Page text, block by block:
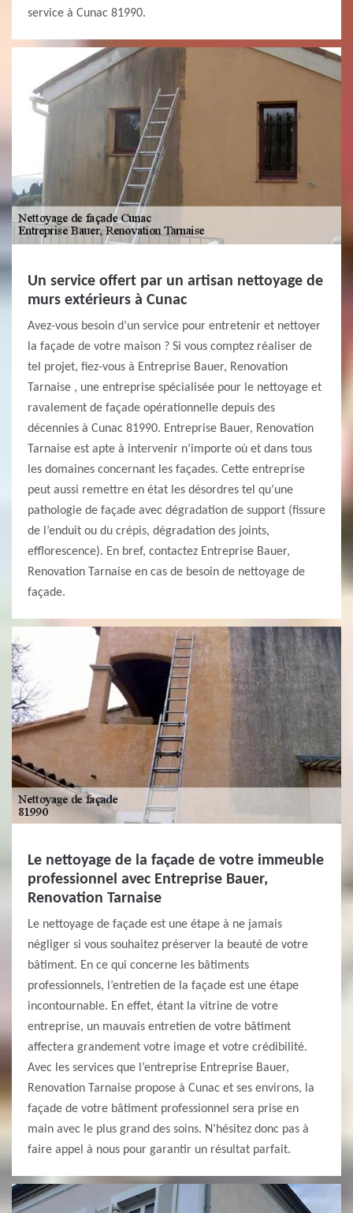
service à Cunac 81990.
Un service offert par un artisan nettoyage de
murs extérieurs à Cunac
Avez-vous besoin d’un service pour entretenir et nettoyer
la façade de votre maison ? Si vous comptez réaliser de
tel projet, fiez-vous à Entreprise Bauer, Renovation
Tarnaise , une entreprise spécialisée pour le nettoyage et
ravalement de façade opérationnelle depuis des
décennies à Cunac 81990. Entreprise Bauer, Renovation
Tarnaise est apte à intervenir n’importe où et dans tous
les domaines concernant les façades. Cette entreprise
peut aussi remettre en état les désordres tel qu’une
pathologie de façade avec dégradation de support (fissure
de l’enduit ou du crépis, dégradation des joints,
efflorescence). En bref, contactez Entreprise Bauer,
Renovation Tarnaise en cas de besoin de nettoyage de
façade.
Le nettoyage de la façade de votre immeuble
professionnel avec Entreprise Bauer,
Renovation Tarnaise
Le nettoyage de façade est une étape à ne jamais
négliger si vous souhaitez préserver la beauté de votre
bâtiment. En ce qui concerne les bâtiments
professionnels, l’entretien de la façade est une étape
incontournable. En effet, étant la vitrine de votre
entreprise, un mauvais entretien de votre bâtiment
affectera grandement votre image et votre crédibilité.
Avec les services que l’entreprise Entreprise Bauer,
Renovation Tarnaise propose à Cunac et ses environs, la
façade de votre bâtiment professionnel sera prise en
main avec le plus grand des soins. N’hésitez donc pas à
faire appel à nous pour garantir un résultat parfait.